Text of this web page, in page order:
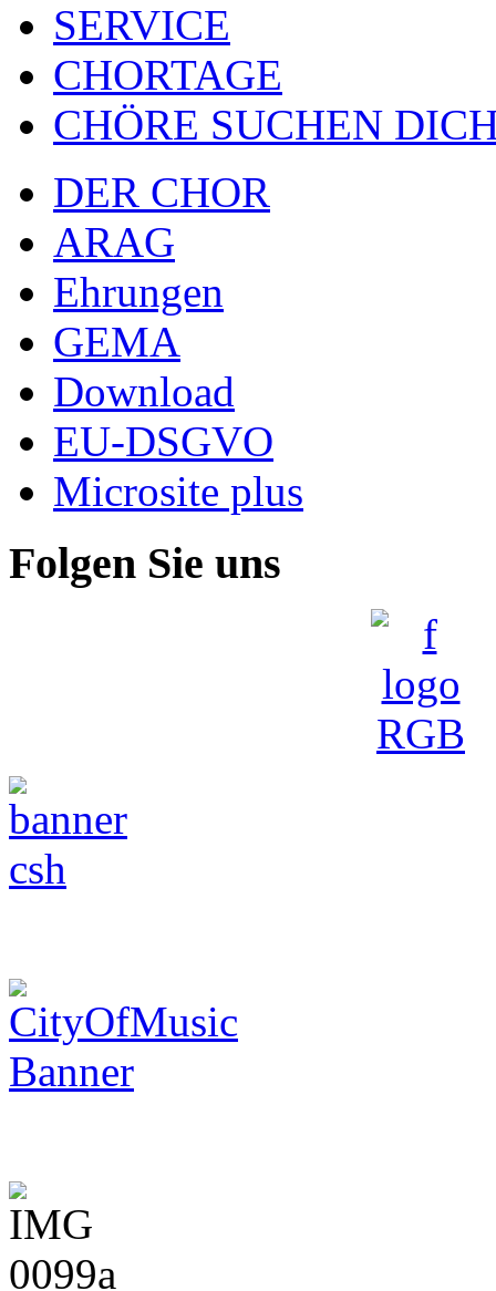
SERVICE
CHORTAGE
CHÖRE SUCHEN
DER CHOR
ARAG
Ehrungen
GEMA
Download
EU-DSGVO
Microsite plus
Folgen Sie uns